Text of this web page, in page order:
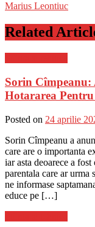
Marius Leontiuc
Related
Sorin
Hotararea Pentru
Posted on 24 aprilie
Sorin Cîmpeanu a
care are o importanta
iar asta deoarece a
parentala care ar urma
ne informase
educe pe […]